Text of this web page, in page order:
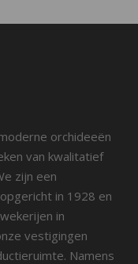
orchideeën
van kwalitatief
zijn een
in 1928 en
in
vestigingen
Namens